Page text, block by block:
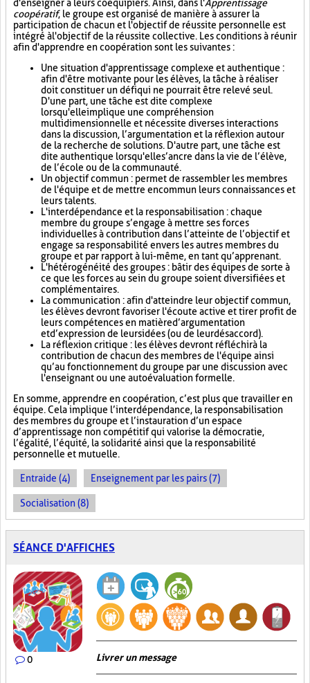
d'enseigner à leurs coéquipiers. Ainsi, dans l'Apprentissage
coopératif, le groupe est organisé de manière à assurer la
participation de chacun et l'objectif de réussite personnelle est
intégré à l'objectif de la réussite collective. Les conditions à réunir
afin d'apprendre en coopération sont les suivantes :
Une situation d'apprentissage complexe et authentique :
afin d'être motivante pour les élèves, la tâche à réaliser
doit constituer un défi qui ne pourrait être relevé seul.
D'une part, une tâche est dite complexe
lorsqu'elle implique une compréhension
multidimensionnelle et nécessite diverses interactions
dans la discussion, l’argumentation et la réflexion autour
de la recherche de solutions. D'autre part, une tâche est
dite authentique lorsqu'elle s’ancre dans la vie de l’élève,
de l’école ou de la communauté.
Un objectif commun : permet de rassembler les membres
de l'équipe et de mettre en commun leurs connaissances et
leurs talents.
L'interdépendance et la responsabilisation : chaque
membre du groupe s’engage à mettre ses forces
individuelles à contribution dans l’atteinte de l’objectif et
engage sa responsabilité envers les autres membres du
groupe et par rapport à lui-même, en tant qu’apprenant.
L'hétérogénéité des groupes : bâtir des équipes de sorte à
ce que les forces au sein du groupe soient diversifiées et
complémentaires.
La communication : afin d'atteindre leur objectif commun,
les élèves devront favoriser l'écoute active et tirer profit de
leurs compétences en matière d’argumentation
et d’expression de leurs idées (ou de leur désaccord).
La réflexion critique : les élèves devront réfléchir à la
contribution de chacun des membres de l'équipe ainsi
qu’au fonctionnement du groupe par une discussion avec
l'enseignant ou une autoévaluation formelle.
En somme, apprendre en coopération, c’est plus que travailler en
équipe. Cela implique l’interdépendance, la responsabilisation
des membres du groupe et l’instauration d’un espace
d’apprentissage non compétitif qui valorise la démocratie,
l’égalité, l’équité, la solidarité ainsi que la responsabilité
personnelle et mutuelle.
Entraide (4) Enseignement par les pairs (7)
Socialisation (8)
SÉANCE D'AFFICHES
0 Livrer un message